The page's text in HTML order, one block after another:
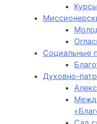
Социальные
Духовно-